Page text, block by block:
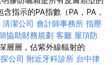
指示的PA指數（PA，PA，
清潔公司 會計師事務所 指壓
協助財務規劃 客廳 屋頂防
層層，佔紫外線輻射的
公司 附近牙科診所 台中律